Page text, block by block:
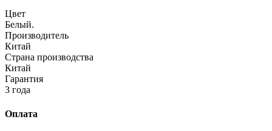
Цвет
Белый.
Производитель
Китай
Страна производства
Китай
Гарантия
3 года
Оплата